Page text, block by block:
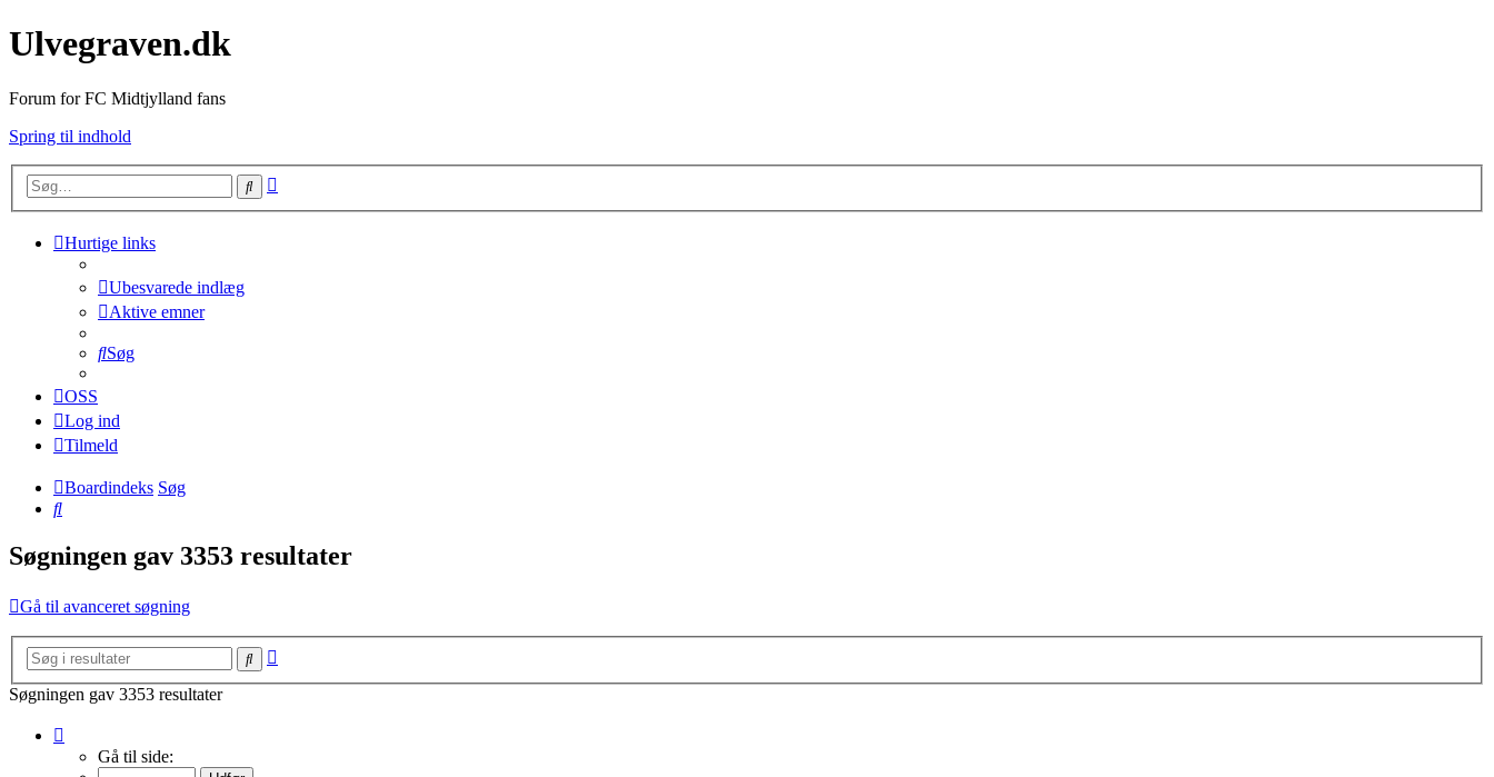
Ulvegraven.dk
Forum for FC Midtjylland fans
Spring til indhold
Søg
Hurtige links
Ubesvarede indlæg
Aktive emner
Søg
OSS
Log ind
Tilmeld
Boardindeks Søg
Søg
Søgningen gav 3353 resultater
Gå til avanceret søgning
Søg
Søgningen gav 3353 resultater
Gå til side: